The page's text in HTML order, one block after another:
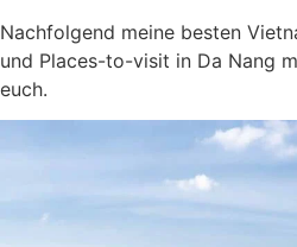
Nachfolgend meine besten
und Places-to-visit in Da Nang
euch.